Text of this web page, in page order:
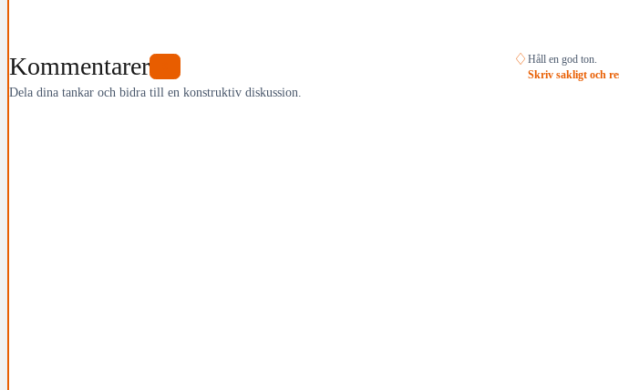
Kommentarer
Dela dina tankar och bidra till en konstruktiv diskussion.
♢ Håll en god ton.
Skriv sakligt och